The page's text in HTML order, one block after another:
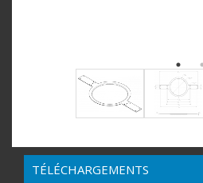
TÉLÉCHARGEMENTS